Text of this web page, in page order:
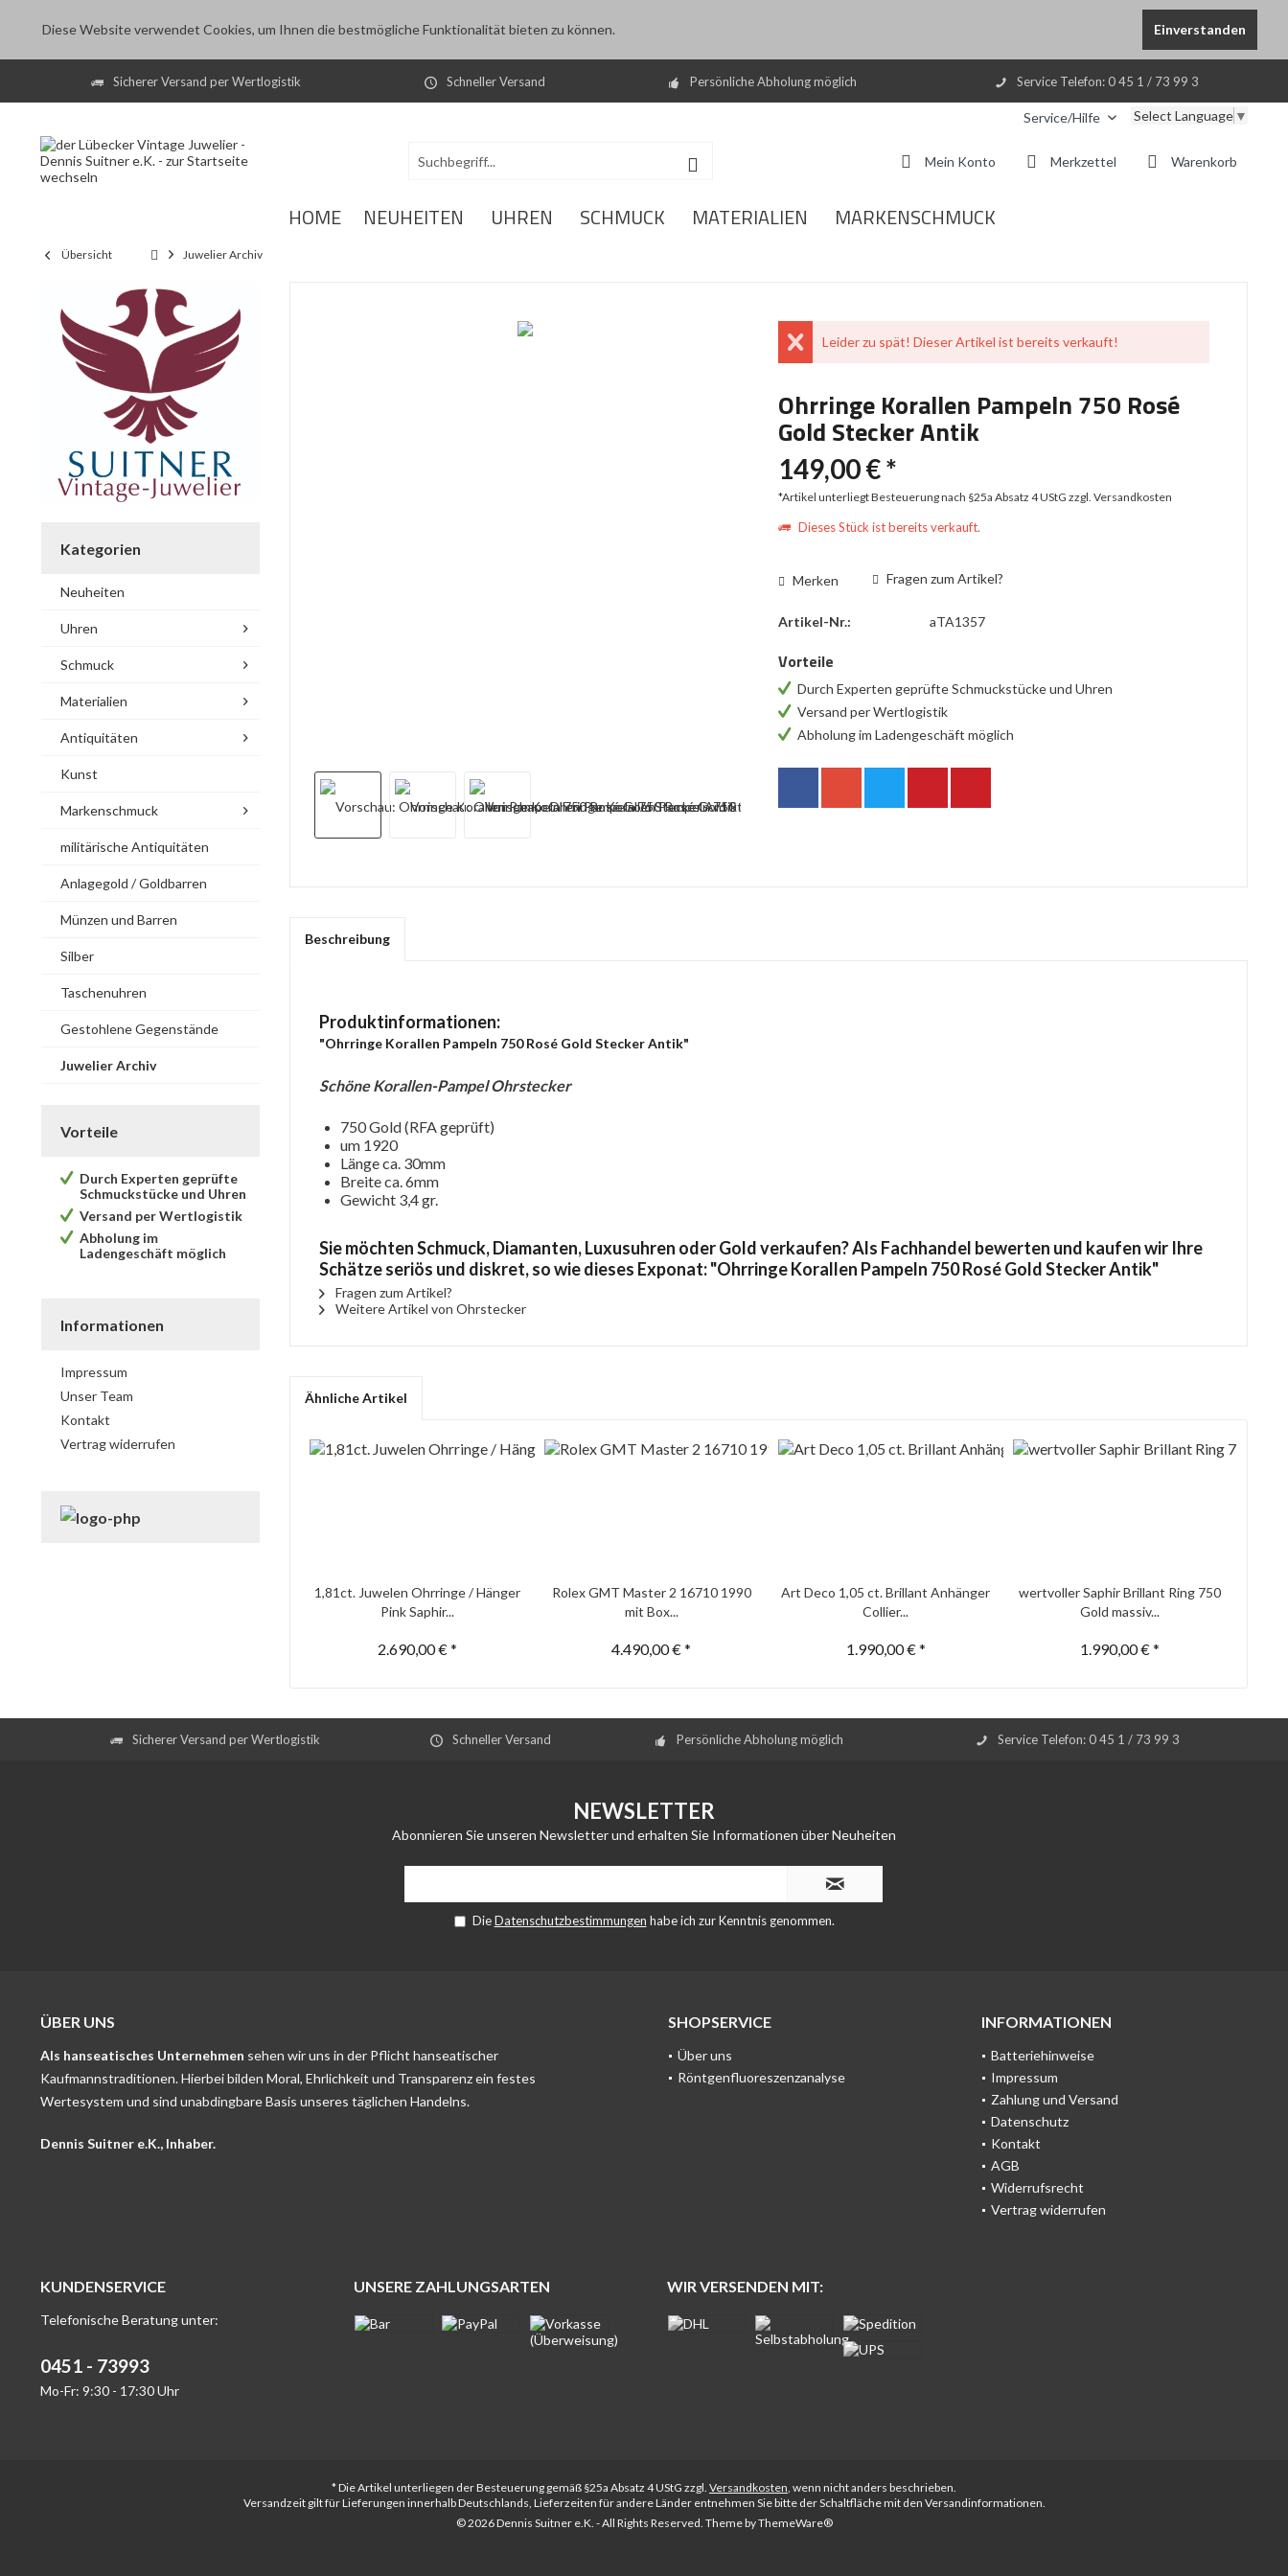
Diese Website verwendet Cookies, um Ihnen die bestmögliche Funktionalität bieten zu können. Einverstanden
Sicherer Versand per Wertlogistik Schneller Versand Persönliche Abholung möglich Service Telefon: 0 45 1 / 73 99 3
Service/Hilfe Select Language ▼
Warenkorb
Merkzettel
Mein Konto
HOME NEUHEITEN UHREN SCHMUCK MATERIALIEN MARKENSCHMUCK
Übersicht Juwelier Archiv
Kategorien
Neuheiten
Uhren
Schmuck
Materialien
Antiquitäten
Kunst
Markenschmuck
militärische Antiquitäten
Anlagegold / Goldbarren
Münzen und Barren
Silber
Taschenuhren
Gestohlene Gegenstände
Juwelier Archiv
Vorteile
Durch Experten geprüfte
Schmuckstücke und Uhren
Versand per Wertlogistik
Abholung im
Ladengeschäft möglich
Informationen
Impressum
Unser Team
Kontakt
Vertrag widerrufen
Leider zu spät! Dieser Artikel ist bereits verkauft!
Ohrringe Korallen Pampeln 750 Rosé
Gold Stecker Antik
149,00 € *
*Artikel unterliegt Besteuerung nach §25a Absatz 4 UStG zzgl. Versandkosten
Dieses Stück ist bereits verkauft.
Merken Fragen zum Artikel?
Artikel-Nr.: aTA1357
Vorteile
Durch Experten geprüfte Schmuckstücke und Uhren
Versand per Wertlogistik
Abholung im Ladengeschäft möglich
Beschreibung
Produktinformationen:
"Ohrringe Korallen Pampeln 750 Rosé Gold Stecker Antik"
Schöne Korallen-Pampel Ohrstecker
750 Gold (RFA geprüft)
um 1920
Länge ca. 30mm
Breite ca. 6mm
Gewicht 3,4 gr.
Sie möchten Schmuck, Diamanten, Luxusuhren oder Gold verkaufen? Als Fachhandel bewerten und kaufen wir Ihre
Schätze seriös und diskret, so wie dieses Exponat: "Ohrringe Korallen Pampeln 750 Rosé Gold Stecker Antik"
Fragen zum Artikel?
Weitere Artikel von Ohrstecker
Ähnliche Artikel
1,81ct. Juwelen Ohrringe / Hänger
Pink Saphir...
2.690,00 € *
Rolex GMT Master 2 16710 1990
mit Box...
4.490,00 € *
Art Deco 1,05 ct. Brillant Anhänger
Collier...
1.990,00 € *
wertvoller Saphir Brillant Ring 750
Gold massiv...
1.990,00 € *
Sicherer Versand per Wertlogistik Schneller Versand Persönliche Abholung möglich Service Telefon: 0 45 1 / 73 99 3
NEWSLETTER
Abonnieren Sie unseren Newsletter und erhalten Sie Informationen über Neuheiten
DieDatenschutzbestimmungen habe ich zur Kenntnis genommen.
ÜBER UNS
Als hanseatisches Unternehmen sehen wir uns in der Pflicht hanseatischer
Kaufmannstraditionen. Hierbei bilden Moral, Ehrlichkeit und Transparenz ein festes
Wertesystem und sind unabdingbare Basis unseres täglichen Handelns.
Dennis Suitner e.K., Inhaber.
SHOPSERVICE
Über uns
Röntgenfluoreszenzanalyse
INFORMATIONEN
Batteriehinweise
Impressum
Zahlung und Versand
Datenschutz
Kontakt
AGB
Widerrufsrecht
Vertrag widerrufen
KUNDENSERVICE
Telefonische Beratung unter:
0451 - 73993
Mo-Fr: 9:30 - 17:30 Uhr
UNSERE ZAHLUNGSARTEN WIR VERSENDEN MIT:
* Die Artikel unterliegen der Besteuerung gemäß §25a Absatz 4 UStG zzgl. Versandkosten, wenn nicht anders beschrieben.
Versandzeit gilt für Lieferungen innerhalb Deutschlands, Lieferzeiten für andere Länder entnehmen Sie bitte der Schaltfläche mit den Versandinformationen.
© 2026 Dennis Suitner e.K. - All Rights Reserved. Theme byThemeWare®